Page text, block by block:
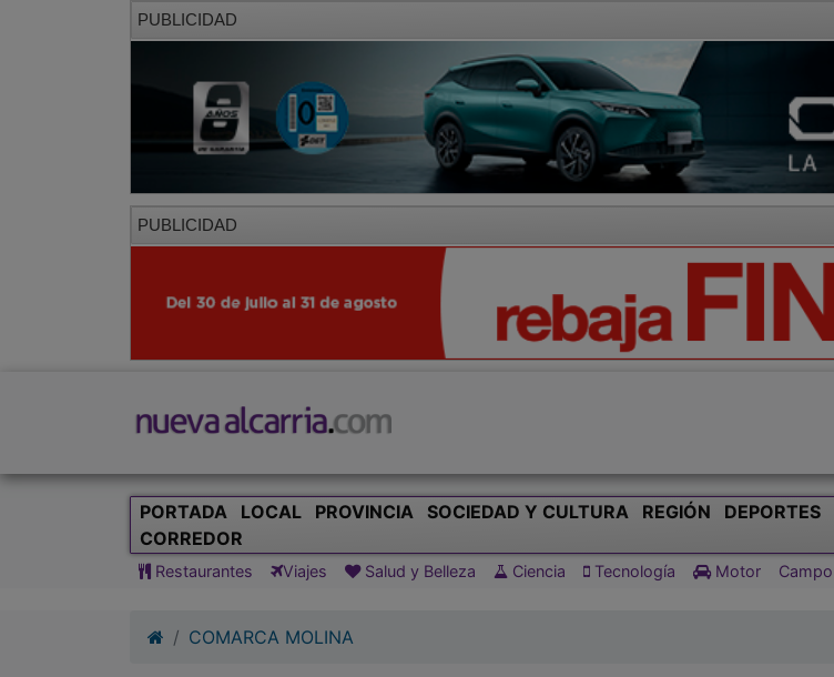
PUBLICIDAD
PUBLICIDAD
PORTADA LOCAL PROVINCIA SOCIEDAD Y CULTURA REGIÓN DEPORTES
CORREDOR
Restaurantes Viajes Salud y Belleza Ciencia Tecnología Motor Campo
COMARCA MOLINA